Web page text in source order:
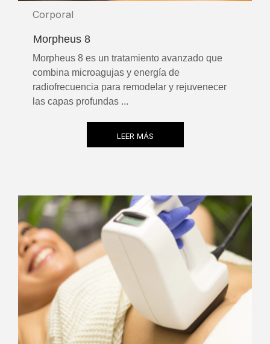
Corporal
Morpheus 8
Morpheus 8 es un tratamiento avanzado que
combina microagujas y energía de
radiofrecuencia para remodelar y rejuvenecer
las capas profundas ...
LEER MÁS